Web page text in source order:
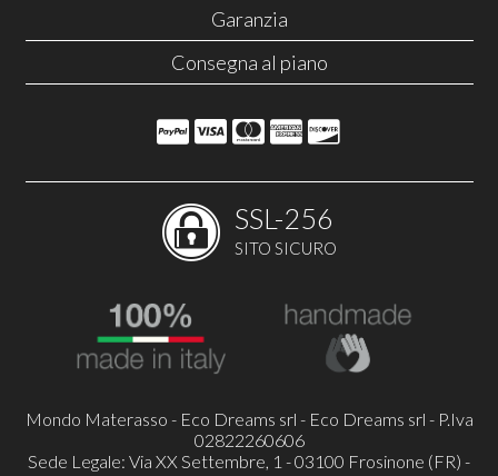
Garanzia
Consegna al piano
SSL-256
SITO SICURO
Mondo Materasso - Eco Dreams srl - Eco Dreams srl - P.Iva
02822260606
Sede Legale: Via XX Settembre, 1 - 03100 Frosinone (FR) -